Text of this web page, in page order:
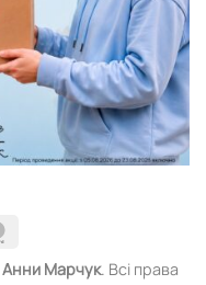
Анни Марчук. Всі права